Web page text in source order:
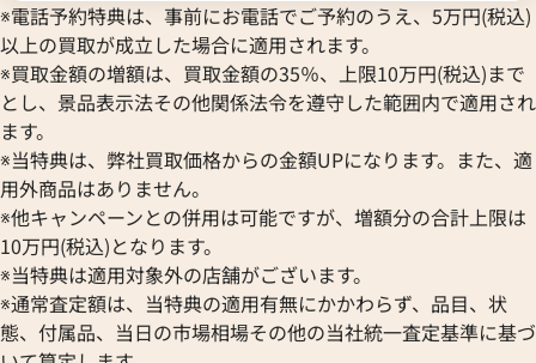
※電話予約特典は、事前にお電話でご予約のうえ、5万円(税込)
以上の買取が成立した場合に適用されます。
※買取金額の増額は、買取金額の35％、上限10万円(税込)まで
とし、景品表示法その他関係法令を遵守した範囲内で適用され
ます。
※当特典は、弊社買取価格からの金額UPになります。また、適
用外商品はありません。
※他キャンペーンとの併用は可能ですが、増額分の合計上限は
10万円(税込)となります。
※当特典は適用対象外の店舗がございます。
※通常査定額は、当特典の適用有無にかかわらず、品目、状
態、付属品、当日の市場相場その他の当社統一査定基準に基づ